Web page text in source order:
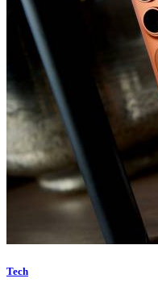
Tech